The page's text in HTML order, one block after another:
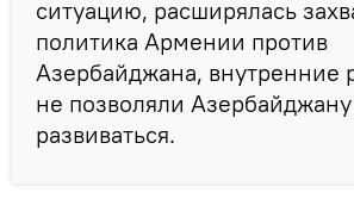
ситуацию, расширялась
политика Армении против
Азербайджана, внутренние
не позволяли
развиваться.